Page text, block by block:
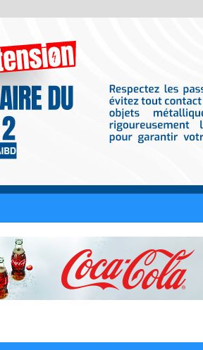
obtient une liberté provisoire